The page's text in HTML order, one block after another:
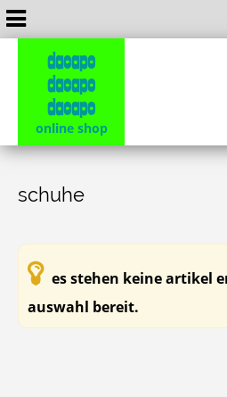
dacapo
dacapo
dacapo
online shop
schuhe
es stehen keine artikel
auswahl bereit.